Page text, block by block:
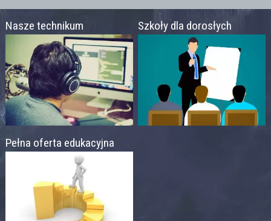
Nasze technikum Szkoły dla dorosłych
Pełna oferta edukacyjna